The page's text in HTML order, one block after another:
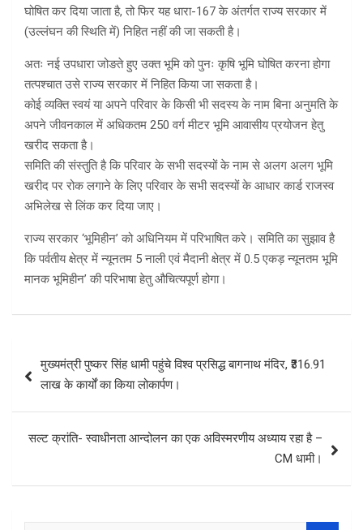
घोषित कर दिया जाता है, तो फिर यह धारा-167 के अंतर्गत राज्य सरकार में
(उल्लंघन की स्थिति में) निहित नहीं की जा सकती है।
अतः नई उपधारा जोङते हुए उक्त भूमि को पुनः कृषि भूमि घोषित करना होगा
तत्पश्चात उसे राज्य सरकार में निहित किया जा सकता है।
कोई व्यक्ति स्वयं या अपने परिवार के किसी भी सदस्य के नाम बिना अनुमति के
अपने जीवनकाल में अधिकतम 250 वर्ग मीटर भूमि आवासीय प्रयोजन हेतु
खरीद सकता है।
समिति की संस्तुति है कि परिवार के सभी सदस्यों के नाम से अलग अलग भूमि
खरीद पर रोक लगाने के लिए परिवार के सभी सदस्यों के आधार कार्ड राजस्व
अभिलेख से लिंक कर दिया जाए।
राज्य सरकार ‘भूमिहीन’ को अधिनियम में परिभाषित करे। समिति का सुझाव है
कि पर्वतीय क्षेत्र में न्यूनतम 5 नाली एवं मैदानी क्षेत्र में 0.5 एकड़ न्यूनतम भूमि
मानक भूमिहीन’ की परिभाषा हेतु औचित्यपूर्ण होगा।
navigation
मुख्यमंत्री पुष्कर सिंह धामी पहुंचे विश्व प्रसिद्ध बागनाथ मंदिर, ₹316.91
लाख के कार्यों का किया लोकार्पण।
सल्ट क्रांति- स्वाधीनता आन्दोलन का एक अविस्मरणीय अध्याय रहा है –
CM धामी।